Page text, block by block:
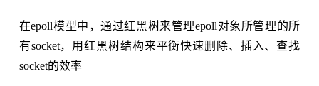
在epoll模型中，通过红黑树来管理epoll对象所管理的所
有socket，用红黑树结构来平衡快速删除、插入、查找
socket的效率